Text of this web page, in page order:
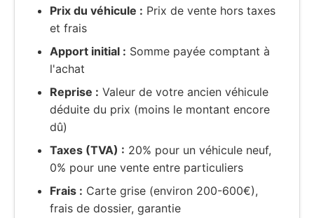
Prix du véhicule : Prix de vente hors taxes
et frais
Apport initial : Somme payée comptant à
l'achat
Reprise : Valeur de votre ancien véhicule
déduite du prix (moins le montant encore
dû)
Taxes (TVA) : 20% pour un véhicule neuf,
0% pour une vente entre particuliers
Frais : Carte grise (environ 200-600€),
frais de dossier, garantie